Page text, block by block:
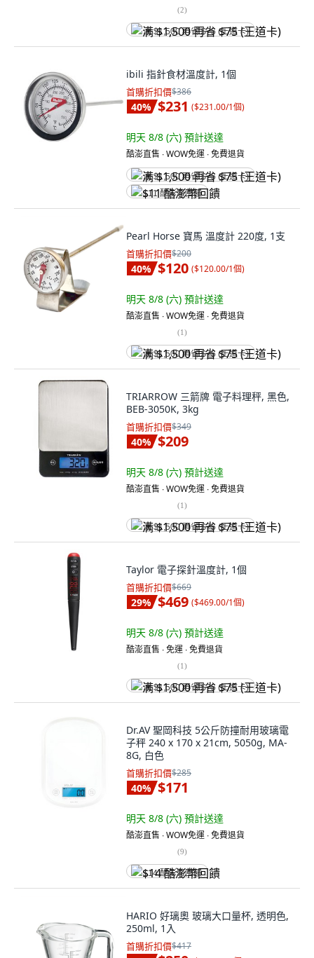
(2)
满 $1,500 再省 $75 (王道卡)
ibili 指針食材溫度計, 1個
首購折扣價$386
40% $231 ($231.00/1個)
明天 8/8 (六) 預計送達
酷澎直售 ∙ WOW免運 ∙ 免費退貨
满 $1,500 再省 $75 (王道卡)
$11 酷澎幣回饋
Pearl Horse 寶馬 溫度計 220度, 1支
首購折扣價$200
40% $120 ($120.00/1個)
明天 8/8 (六) 預計送達
酷澎直售 ∙ WOW免運 ∙ 免費退貨
(1)
满 $1,500 再省 $75 (王道卡)
TRIARROW 三箭牌 電子料理秤, 黑色,
BEB-3050K, 3kg
首購折扣價$349
40% $209
明天 8/8 (六) 預計送達
酷澎直售 ∙ WOW免運 ∙ 免費退貨
(1)
满 $1,500 再省 $75 (王道卡)
Taylor 電子探針溫度計, 1個
首購折扣價$669
29% $469 ($469.00/1個)
明天 8/8 (六) 預計送達
酷澎直售 ∙ 免運 ∙ 免費退貨
(1)
满 $1,500 再省 $75 (王道卡)
Dr.AV 聖岡科技 5公斤防撞耐用玻璃電
子秤 240 x 170 x 21cm, 5050g, MA-
8G, 白色
首購折扣價$285
40% $171
明天 8/8 (六) 預計送達
酷澎直售 ∙ WOW免運 ∙ 免費退貨
(9)
$14 酷澎幣回饋
HARIO 好璃奧 玻璃大口量杯, 透明色,
250ml, 1入
首購折扣價$417